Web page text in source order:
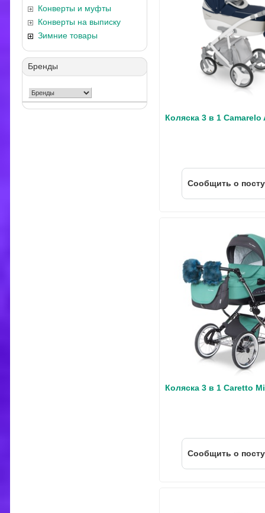
Конверты и муфты
Конверты на выписку
Зимние товары
Бренды
Коляска 3 в 1 Camarelo
Cообщить о
Коляска 3 в 1 Caretto
Cообщить о